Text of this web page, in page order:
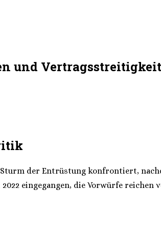
und
der Entrüstung konfrontiert,
eingegangen, die Vorwürfe